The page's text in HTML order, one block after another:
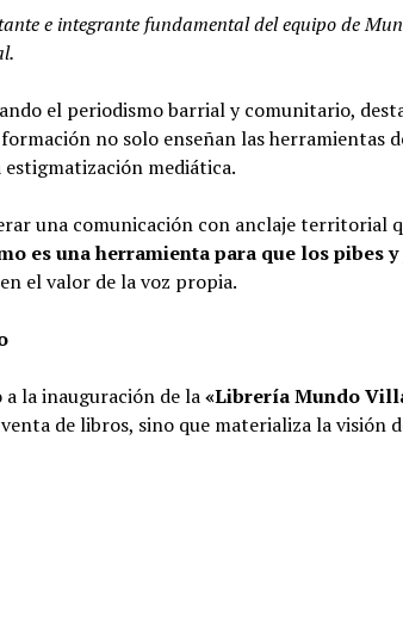
e integrante fundamental del equipo de
el periodismo barrial y comunitario,
no solo enseñan las
mediática.
una comunicación con anclaje territorial
es una herramienta para que los pibes
el valor de la voz propia.
la inauguración de la«Librería Mundo
de libros, sino que materializa la visión